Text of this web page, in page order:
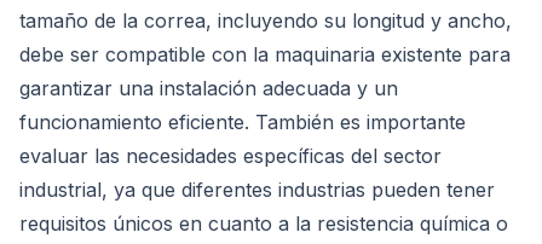
tamaño de la correa, incluyendo su longitud y ancho,
debe ser compatible con la maquinaria existente para
garantizar una instalación adecuada y un
funcionamiento eficiente. También es importante
evaluar las necesidades específicas del sector
industrial, ya que diferentes industrias pueden tener
requisitos únicos en cuanto a la resistencia química o